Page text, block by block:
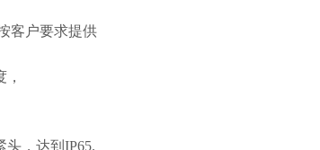
客户要求提供
头，达到 IP65.